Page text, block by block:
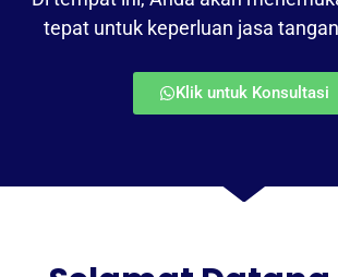
tepat untuk keperluan jasa
Klik untuk Konsultasi